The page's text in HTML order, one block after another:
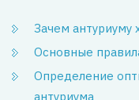
Зачем антуриуму
Основные
Определение
антуриума